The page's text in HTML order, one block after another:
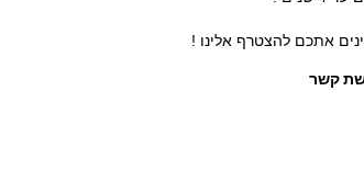
אתכם להצטרף אלינו !
קשר